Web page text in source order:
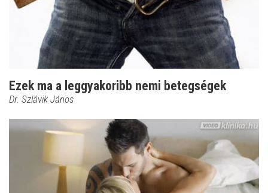
Ezek ma a leggyakoribb nemi betegségek
Dr. Szlávik János